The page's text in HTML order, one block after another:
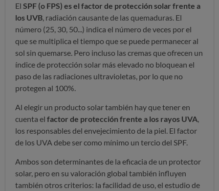
El SPF (o FPS) es el factor de protección solar frente a
los UVB , radiación causante de las quemaduras. El
número (25, 30, 50...) indica el número de veces por el
que se multiplica el tiempo que se puede permanecer al
sol sin quemarse. Pero incluso las cremas que ofrecen un
índice de protección solar más elevado no bloquean el
paso de las radiaciones ultravioletas, por lo que no
protegen al 100%.
Al elegir un producto solar también hay que tener en
cuenta el factor de protección frente a los rayos UVA
los responsables del envejecimiento de la piel. El factor
de los UVA debe ser como mínimo un tercio del SPF.
Ambos son determinantes de la eficacia de un protector
solar, pero en su valoración global también influyen
también otros criterios: la facilidad de uso, el estudio de